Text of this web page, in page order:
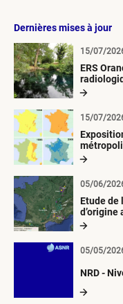
Dernières mises à jour
ERS
15/07/
15/07/
Etude de
05/06/
NRD -
05/05/